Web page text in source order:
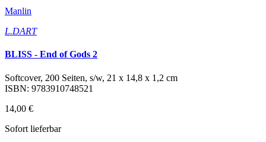
Manlin
L.DART
BLISS - End of Gods 2
Softcover, 200 Seiten, s/w, 21 x 14,8 x 1,2 cm
ISBN: 9783910748521
14,00 €
Sofort lieferbar